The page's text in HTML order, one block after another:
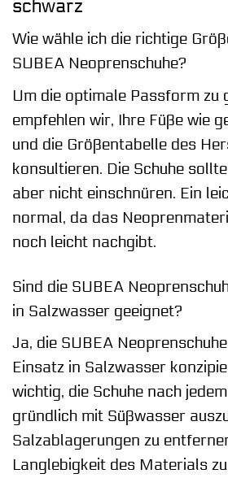
schwarz
Wie wähle ich die richtige
SUBEA Neoprenschuhe?
Um die optimale Passform zu
empfehlen wir, Ihre Füße wie
und die Größentabelle des
konsultieren. Die Schuhe
aber nicht einschnüren. Ein
normal, da das
noch leicht nachgibt.
Sind die SUBEA
in Salzwasser geeignet?
Ja, die SUBEA
Einsatz in Salzwasser
wichtig, die Schuhe nach
gründlich mit Süßwasser
Salzablagerungen zu
Langlebigkeit des Materials